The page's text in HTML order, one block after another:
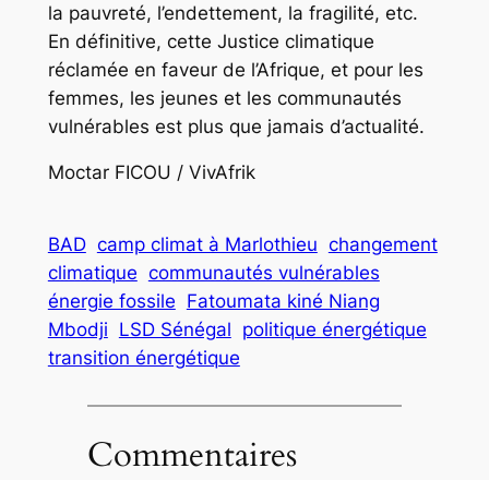
la pauvreté, l’endettement, la fragilité, etc.
En définitive, cette Justice climatique
réclamée en faveur de l’Afrique, et pour les
femmes, les jeunes et les communautés
vulnérables est plus que jamais d’actualité.
Moctar FICOU / VivAfrik
BAD camp climat à Marlothieu changement
climatique communautés vulnérables
énergie fossile Fatoumata kiné Niang
Mbodji LSD Sénégal politique énergétique
transition énergétique
Commentaires